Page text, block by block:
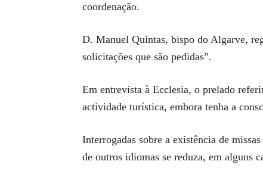
coordenação.
D. Manuel Quintas, bispo do Algarve,
solicitações que são pedidas”.
Em entrevista à Ecclesia, o prelado
actividade turística, embora tenha a
Interrogadas sobre a existência de
de outros idiomas se reduza, em alguns